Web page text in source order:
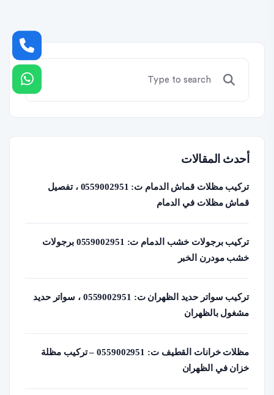
أحدث المقالات
تركيب مظلات قماش الدمام ت: 0559002951 ، تفصيل
قماش مظلات في الدمام
تركيب برجولات خشب الدمام ت: 0559002951 برجولات
خشب مودرن الخبر
تركيب سواتر حديد الظهران ت: 0559002951 ، سواتر حديد
مشغول بالظهران
مظلات خرانات القطيف ت: 0559002951 – تركيب مظلة
خزان في الظهران